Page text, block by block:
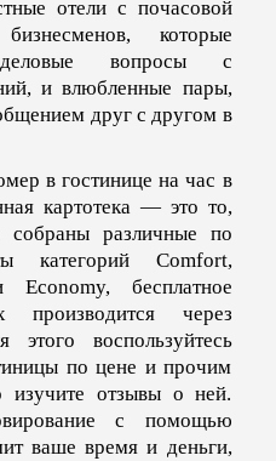
отели с почасовой
которые
вопросы с
и влюбленные пары,
друг с другом в
в гостинице на час в
картотека — это то,
различные по
категорий Comfort,
бесплатное
производится через
воспользуйтесь
по цене и прочим
изучите отзывы о ней.
с помощью
ваше время и деньги,